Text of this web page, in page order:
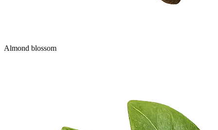
Almond blossom